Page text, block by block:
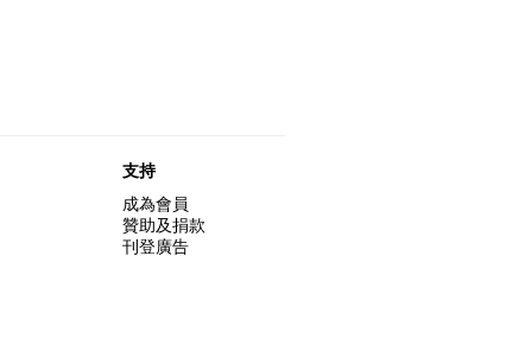
支持
成為會員
贊助及捐款
刊登廣告